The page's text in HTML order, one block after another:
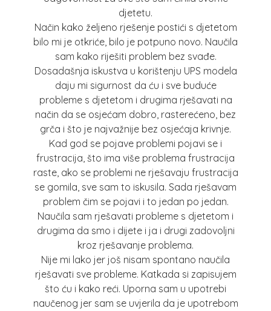
djetetu.
Način kako željeno rješenje postići s djetetom
bilo mi je otkriće, bilo je potpuno novo. Naučila
sam kako riješiti problem bez svađe.
Dosadašnja iskustva u korištenju UPS modela
daju mi sigurnost da ću i sve buduće
probleme s djetetom i drugima rješavati na
način da se osjećam dobro, rasterećeno, bez
grča i što je najvažnije bez osjećaja krivnje.
Kad god se pojave problemi pojavi se i
frustracija, što ima više problema frustracija
raste, ako se problemi ne rješavaju frustracija
se gomila, sve sam to iskusila. Sada rješavam
problem čim se pojavi i to jedan po jedan.
Naučila sam rješavati probleme s djetetom i
drugima da smo i dijete i ja i drugi zadovoljni
kroz rješavanje problema.
Nije mi lako jer još nisam spontano naučila
rješavati sve probleme. Katkada si zapisujem
što ću i kako reći. Uporna sam u upotrebi
naučenog jer sam se uvjerila da je upotrebom